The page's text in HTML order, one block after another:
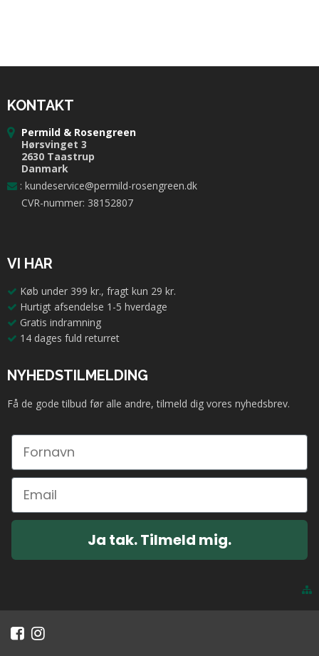
KONTAKT
Permild & Rosengreen
Hørsvinget 3
2630 Taastrup
Danmark
: kundeservice@permild-rosengreen.dk
CVR-nummer: 38152807
VI HAR
Køb under 399 kr., fragt kun 29 kr.
Hurtigt afsendelse 1-5 hverdage
Gratis indramning
14 dages fuld returret
NYHEDSTILMELDING
Få de gode tilbud før alle andre, tilmeld dig vores nyhedsbrev.
Ja tak. Tilmeld mig.